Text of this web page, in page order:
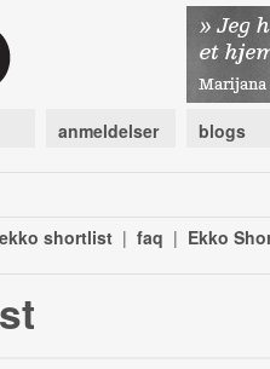
anmeldelser blogs
shortlist | faq | Ekko